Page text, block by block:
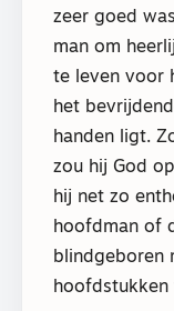
zeer goed
man om
te leven voor
het
handen ligt.
zou hij God
hij net zo
hoofdman of
blindgeboren
hoofdstukken